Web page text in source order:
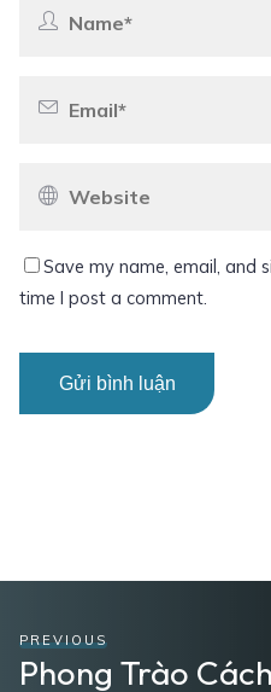
Save my name, email, and
time I post a comment.
PREVIOUS
Phong Trào